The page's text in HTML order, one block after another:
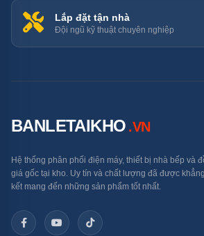
Lắp đặt tận nhà
Đội ngũ kỹ thuật chuyên nghiệp
BANLETAIKHO .VN
Hệ thống phân phối điện máy, thiết bị nhà bếp và
giá gốc tại kho. Uy tín và chất lượng đã được
kết mang đến những sản phẩm tốt nhất.